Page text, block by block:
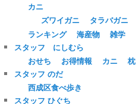
カニ
ズワイガニ
タラバガニ
ランキング
海産物
雑学
スタッフ にしむら
おせち
お得情報 カニ 枕
スタッフ のだ
西成区食べ歩き
スタッフ ひぐち